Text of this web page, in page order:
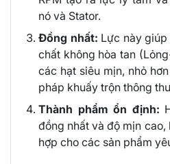
nó và Stator.
Đồng nhất: Lực này giúp
chất không hòa tan
các hạt siêu mịn, nhỏ
pháp khuấy trộn thông
Thành phẩm ổn định:
đồng nhất và độ mịn
hợp cho các sản phẩm